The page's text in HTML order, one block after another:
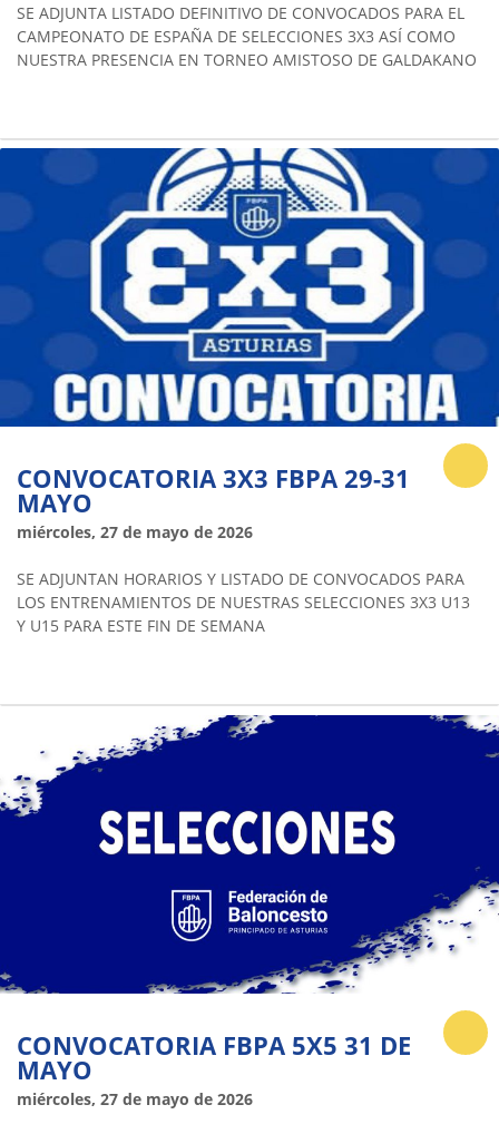
SE ADJUNTA LISTADO DEFINITIVO DE CONVOCADOS PARA EL
CAMPEONATO DE ESPAÑA DE SELECCIONES 3X3 ASÍ COMO
NUESTRA PRESENCIA EN TORNEO AMISTOSO DE GALDAKANO
CONVOCATORIA 3X3 FBPA 29-31
MAYO
miércoles, 27 de mayo de 2026
SE ADJUNTAN HORARIOS Y LISTADO DE CONVOCADOS PARA
LOS ENTRENAMIENTOS DE NUESTRAS SELECCIONES 3X3 U13
Y U15 PARA ESTE FIN DE SEMANA
CONVOCATORIA FBPA 5X5 31 DE
MAYO
miércoles, 27 de mayo de 2026